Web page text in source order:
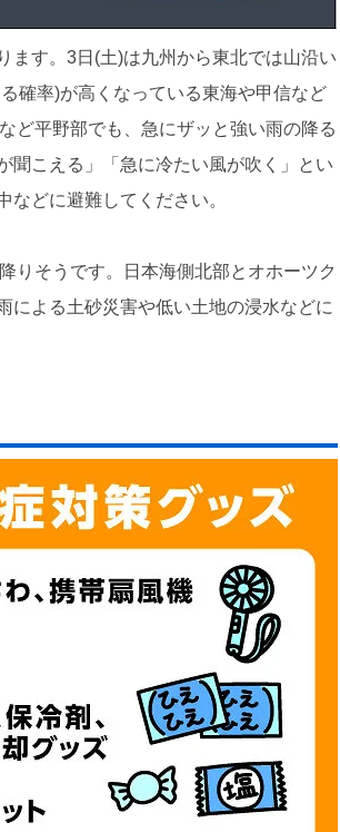
ます。3日(土)は九州から東北では山沿い
確率)が高くなっている東海や甲信など
ど平野部でも、急にザッと強い雨の降る
聞こえる」「急に冷たい風が吹く」とい
どに避難してください。
りそうです。日本海側北部とオホーツク
による土砂災害や低い土地の浸水などに